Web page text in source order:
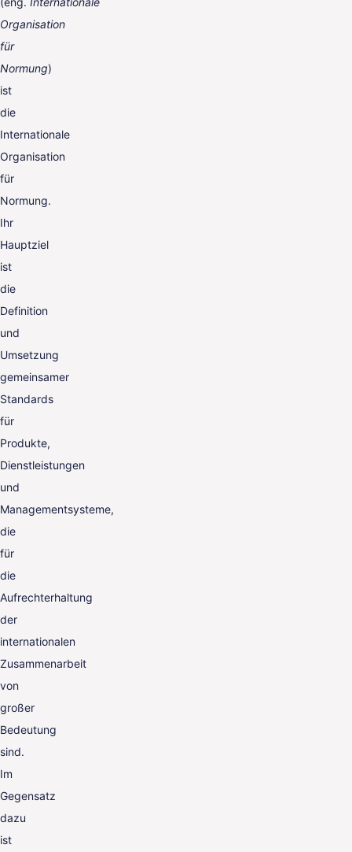
Organisation
für
Normung)
ist
die
Internationale
Organisation
für
Normung.
Ihr
Hauptziel
ist
die
Definition
und
Umsetzung
gemeinsamer
Standards
für
Produkte,
Dienstleistungen
und
Managementsysteme,
die
für
die
Aufrechterhaltung
der
internationalen
Zusammenarbeit
von
großer
Bedeutung
sind.
Im
Gegensatz
dazu
ist